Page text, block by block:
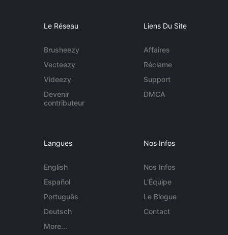
Le Réseau
Brusheezy
Vecteezy
Videezy
Devenir
contributeur
Liens Du Site
Affaires
Réclame
Support
DMCA
Langues
English
Español
Português
Deutsch
More...
Nos Infos
Nos Infos
L'Équipe
Le Blogue
Contact